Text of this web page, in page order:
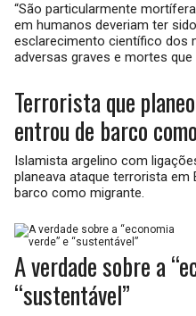
“São particularmente
em humanos deveriam ter
esclarecimento científico dos
adversas graves e mortes
Terrorista que
entrou de barco
Islamista argelino com
planeava ataque terrorista em
barco como migrante.
A verdade sobre a
“sustentável”